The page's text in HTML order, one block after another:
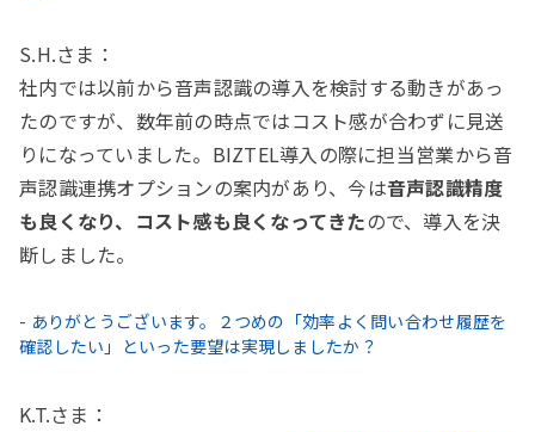
S.H.さま：
社内では以前から音声認識の導入を検討する動きがあっ
たのですが、数年前の時点ではコスト感が合わずに見送
りになっていました。BIZTEL導入の際に担当営業から音
声認識連携オプションの案内があり、今は音声認識精度
も良くなり、コスト感も良くなってきたので、導入を決
断しました。
- ありがとうございます。２つめの「効率よく問い合わせ履歴を
確認したい」といった要望は実現しましたか？
K.T.さま：